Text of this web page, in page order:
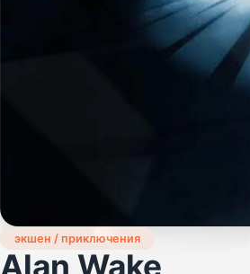
экшен / приключения